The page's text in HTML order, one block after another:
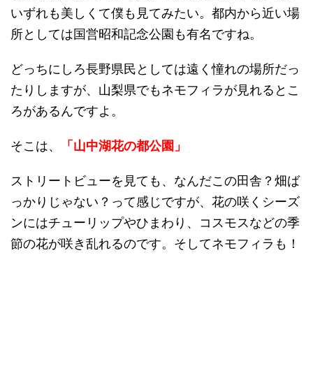
いずれも美しくて僕も見てみたい。都内から近い場
所としては国営昭和記念公園も有名ですね。
どっちにしろ長野県民としては遠く憧れの場所だっ
たりしますが、山梨県でもネモフィラが見れるとこ
ろがあるんですよ。
そこは、 「山中湖花の都公園」
ストリートビューを見ても、なんだこの田舎？畑ば
っかりじゃない？って感じですが、花の咲くシーズ
ンにはチューリップやひまわり、コスモスなどの季
節の花が咲き乱れるのです。そしてネモフィラも！